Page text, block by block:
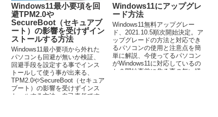
Windows11最小要項を回
避TPM2.0や
SecureBoot（セキュアブ
ート）の影響を受けずイン
ストールする方法
Windows11最小要項から外れた
パソコンも回避が無いか検証、
回避手段を設定する事でインス
トールして使う事が出来る、
TPM2.0やSecureBoot（セキュア
ブート）の影響を受けずインス
トールする方法。自己責任です
Windows11にアップグレ
ード方法
Windows11無料アップグレー
ド、2021.10.5順次開始決定。ア
ップグレードの方法と対応でき
るパソコンの使用と注意点を簡
単に解説、今使ってるパソコン
がWindows11に対応しているの
か？開始直前に焦る事の無い様